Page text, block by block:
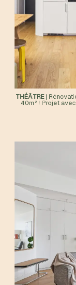
THÉÂTRE |
40m² ! Projet